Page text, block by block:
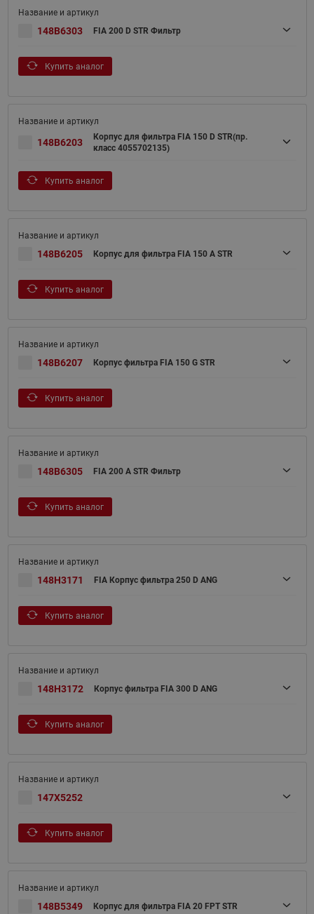
148B6303 FIA 200 D STR Фильтр
Купить аналог
148B6203
Корпус для фильтра FIA 150 D STR(пр.
класс 4055702135)
Купить аналог
148B6205 Корпус для фильтра FIA 150 A STR
Купить аналог
148B6207 Корпус фильтра FIA 150 G STR
Купить аналог
148B6305 FIA 200 A STR Фильтр
Купить аналог
148H3171 FIA Корпус фильтра 250 D ANG
Купить аналог
148H3172 Корпус фильтра FIA 300 D ANG
Купить аналог
147X5252
Купить аналог
148B5349 Корпус для фильтра FIA 20 FPT STR